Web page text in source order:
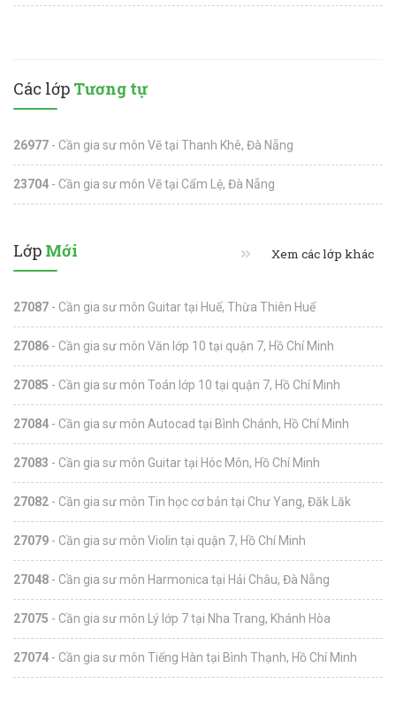
Các lớp Tương tự
26977 - Cần gia sư môn Vẽ tại Thanh Khê, Đà Nẵng
23704 - Cần gia sư môn Vẽ tại Cẩm Lệ, Đà Nẵng
Lớp Mới Xem các lớp khác
27087 - Cần gia sư môn Guitar tại Huế, Thừa Thiên Huế
27086 - Cần gia sư môn Văn lớp 10 tại quận 7, Hồ Chí Minh
27085 - Cần gia sư môn Toán lớp 10 tại quận 7, Hồ Chí Minh
27084 - Cần gia sư môn Autocad tại Bình Chánh, Hồ Chí Minh
27083 - Cần gia sư môn Guitar tại Hóc Môn, Hồ Chí Minh
27082 - Cần gia sư môn Tin học cơ bản tại Chư Yang, Đăk Lăk
27079 - Cần gia sư môn Violin tại quận 7, Hồ Chí Minh
27048 - Cần gia sư môn Harmonica tại Hải Châu, Đà Nẵng
27075 - Cần gia sư môn Lý lớp 7 tại Nha Trang, Khánh Hòa
27074 - Cần gia sư môn Tiếng Hàn tại Bình Thạnh, Hồ Chí Minh